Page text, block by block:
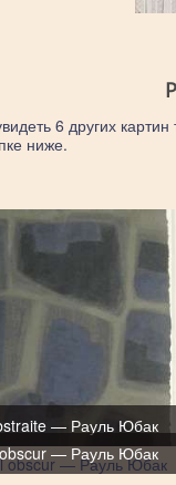
6 других
ниже.
— Рауль Юбак
— Рауль Юбак